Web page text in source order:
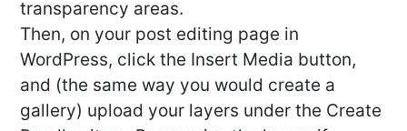
transparency areas.
Then, on your post editing page in
WordPress, click the Insert Media button,
and (the same way you would create a
gallery) upload your layers under the Create